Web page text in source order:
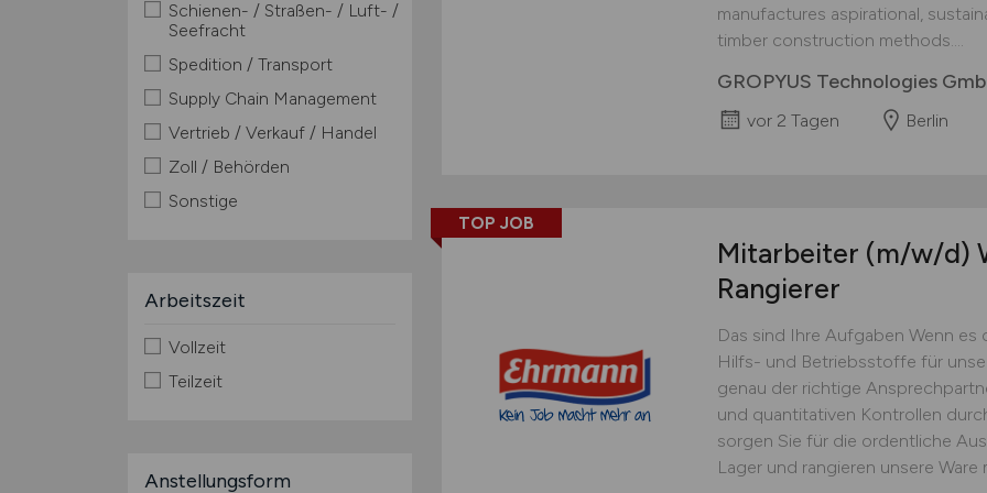
Schienen- / Straßen- / Luft- /
Seefracht
Spedition / Transport
Supply Chain Management
Vertrieb / Verkauf / Handel
Zoll / Behörden
Sonstige
Arbeitszeit
Vollzeit
Teilzeit
Anstellungsform
manufactures aspirational,
timber construction methods....
GROPYUS Technologies
vor 2 Tagen Berlin
TOP JOB
Mitarbeiter (m/w/d)
Rangierer
Das sind Ihre Aufgaben Wenn
Hilfs- und Betriebsstoffe für
genau der richtige
und quantitativen Kontrollen
sorgen Sie für die ordentliche
Lager und rangieren unsere Ware